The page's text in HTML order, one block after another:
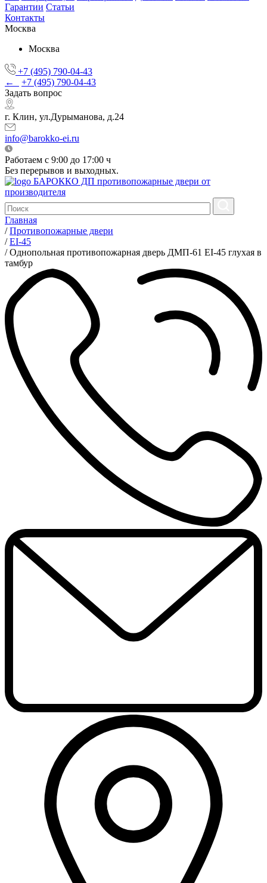
Гарантии Статьи
Контакты
Москва
Москва
+7 (495) 790-04-43
←
+7 (495) 790-04-43
Задать вопрос
г. Клин, ул.Дурыманова, д.24
info@barokko-ei.ru
Работаем с 9:00 до 17:00 ч
Без перерывов и выходных.
БАРОККО ДП противопожарные двери от
производителя
Главная
/ Противопожарные двери
/ EI-45
/ Однопольная противопожарная дверь ДМП-61 EI-45 глухая в
тамбур